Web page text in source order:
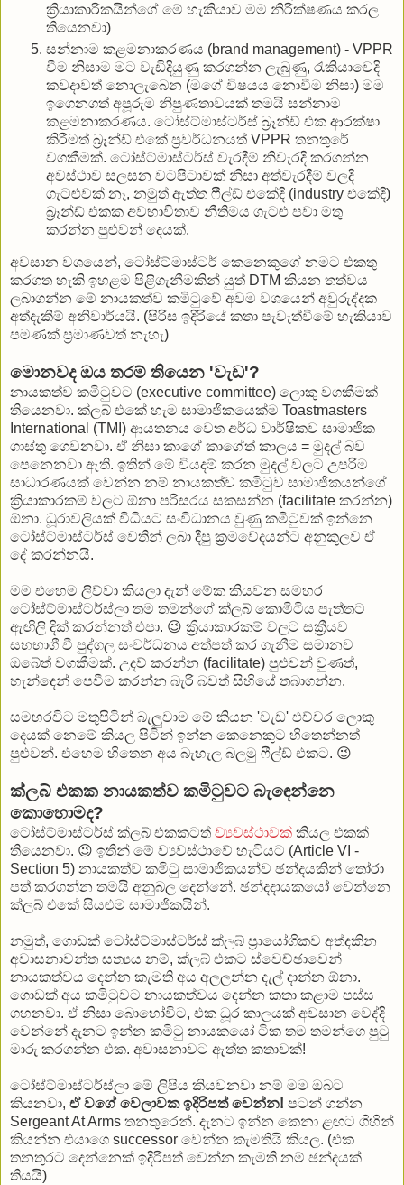
ක්‍රියාකාරිකයින්ගේ මේ හැකියාව මම නිරීක්ෂණය කරල
තියෙනවා)
සන්නාම කළමනාකරණය (brand management) - VPPR
වීම නිසාම මට වැඩිදියුණු කරගන්න ලැබුණු, රැකියාවෙදි
කවදාවත් නොලැබෙන (මගේ විෂයය නොවීම නිසා) මම
ඉගෙනගත් අපූරුම නිපුණතාවයක් තමයි සන්නාම
කළමනාකරණය. ටෝස්ට්මාස්ටර්ස් බ්‍රෑන්ඩ් එක ආරක්ෂා
කිරීමත් බ්‍රෑන්ඩ් එකේ ප්‍රවර්ධනයත් VPPR තනතුරේ
වගකීමක්. ටෝස්ට්මාස්ටර්ස් වැරදීම් නිවැරදි කරගන්න
අවස්ථාව සලසන වටපිටාවක් නිසා අත්වැරදීම් වලදි
ගැටළුවක් නෑ, නමුත් ඇත්ත ෆීල්ඩ් එකේදි (industry එකේදි)
බ්‍රෑන්ඩ් එකක අවභාවිතාව නීතිමය ගැටළු පවා මතු
කරන්න පුළුවන් දෙයක්.
අවසාන වශයෙන්, ටෝස්ට්මාස්ටර් කෙනෙකුගේ නමට එකතු
කරගත හැකි ඉහළම පිළිගැනීමකින් යුත් DTM කියන තත්වය
ලබාගන්න මේ නායකත්ව කමිටුවේ අවම වශයෙන් අවුරුද්දක
අත්දැකීම් අනිවාර්යයි. (පිරිස ඉදිරියේ කතා පැවැත්වීමේ හැකියාව
පමණක් ප්‍රමාණවත් නැහැ)
මොනවද ඔය තරම් තියෙන 'වැඩ'?
නායකත්ව කමිටුවට (executive committee) ලොකු වගකීමක්
තියෙනවා. ක්ලබ් එකේ හැම සාමාජිකයෙක්ම Toastmasters
International (TMI) ආයතනය වෙත අර්ධ වාර්ෂිකව සාමාජික
ගාස්තු ගෙවනවා. ඒ නිසා කාගේ කාගේත් කාලය = මුදල් බව
පෙනෙනවා ඇති. ඉතින් මේ වියදම් කරන මුදල් වලට උපරිම
සාධාරණයක් වෙන්න නම් නායකත්ව කමිටුව සාමාජිකයන්ගේ
ක්‍රියාකාරකම් වලට ඕනා පරිසරය සකසන්න (facilitate කරන්න)
ඕනා. ධූරාවලියක් විධියට සංවිධානය වුණු කමිටුවක් ඉන්නෙ
ටෝස්ට්මාස්ටර්ස් වෙතින් ලබා දීපු ක්‍රමවේදයන්ට අනුකූලව ඒ
දේ කරන්නයි.
මම එහෙම ලිව්වා කියලා දැන් මේක කියවන සමහර
ටෝස්ට්මාස්ටර්ස්ලා තම තමන්ගේ ක්ලබ් කොමිටිය පැත්තට
ඇඟිලි දික් කරන්නත් එපා. 😉 ක්‍රියාකාරකම් වලට සක්‍රීයව
සහභාගී වී පුද්ගල සංවර්ධනය අත්පත් කර ගැනීම සමානව
ඔබේත් වගකීමක්. උදව් කරන්න (facilitate) පුළුවන් වුණත්,
හැන්දෙන් පෙවීම කරන්න බැරි බවත් සිහියේ තබාගන්න.
සමහරවිට මතුපිටින් බැලුවාම මේ කියන 'වැඩ' එච්චර ලොකු
දෙයක් නෙමේ කියල පිටින් ඉන්න කෙනෙකුට හිතෙන්නත්
පුළුවන්. එහෙම හිතෙන අය බැහැල බලමු ෆීල්ඩ් එකට. 😉
ක්ලබ් එකක නායකත්ව කමිටුවට බැඳෙන්නෙ
කොහොමද?
ටෝස්ට්මාස්ටර්ස් ක්ලබ් එකකටත් ව්‍යවස්ථාවක් කියල එකක්
තියෙනවා. 😉 ඉතින් මේ ව්‍යවස්ථාවේ හැටියට (Article VI -
Section 5) නායකත්ව කමිටු සාමාජිකයන්ව ඡන්දයකින් තෝරා
පත් කරගන්න තමයි අනුබල දෙන්නේ. ඡන්දදායකයෝ වෙන්නෙ
ක්ලබ් එකේ සියළුම සාමාජිකයින්.
නමුත්, ගොඩක් ටෝස්ට්මාස්ටර්ස් ක්ලබ් ප්‍රායෝගිකව අත්දකින
අවාසනාවන්ත සත්‍යය නම්, ක්ලබ් එකට ස්වෙච්ඡාවෙන්
නායකත්වය දෙන්න කැමති අය අලලන්න දැල් දාන්න ඕනා.
ගොඩක් අය කමිටුවට නායකත්වය දෙන්න කතා කළාම පස්ස
ගහනවා. ඒ නිසා බොහෝවිට, එක ධූර කාලයක් අවසාන වෙද්දි
වෙන්නේ දැනට ඉන්න කමිටු නායකයෝ ටික තම තමන්ගෙ පුටු
මාරු කරගන්න එක. අවාසනාවට ඇත්ත කතාවක්!
ටෝස්ට්මාස්ටර්ස්ලා මේ ලිපිය කියවනවා නම් මම ඔබට
කියනවා, ඒ වගේ වෙලාවක ඉදිරිපත් වෙන්න! පටන් ගන්න
Sergeant At Arms තනතුරෙන්. දැනට ඉන්න කෙනා ළඟට ගිහින්
කියන්න එයාගෙ successor වෙන්න කැමතියි කියල. (එක
තනතුරට දෙන්නෙක් ඉදිරිපත් වෙන්න කැමති නම් ඡන්දයක්
තියයි)